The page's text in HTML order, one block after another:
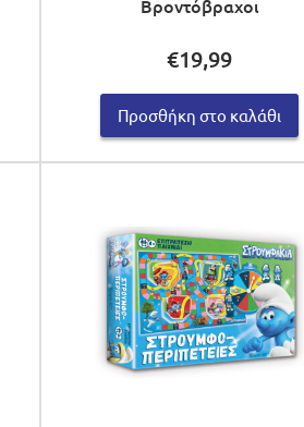
Βροντόβραχοι
€19,99
Προσθήκη στο καλάθι